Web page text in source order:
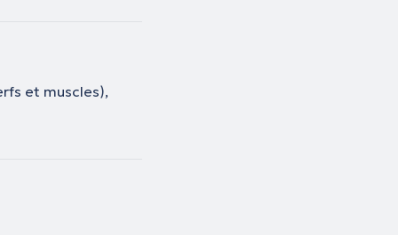
et muscles),